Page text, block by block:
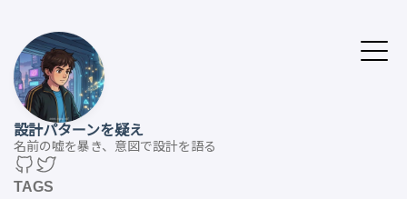
設計パターンを疑え
名前の嘘を暴き、意図で設計を語る
TAGS